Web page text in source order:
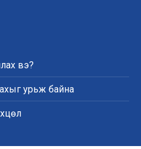
вэ?
урьж байна